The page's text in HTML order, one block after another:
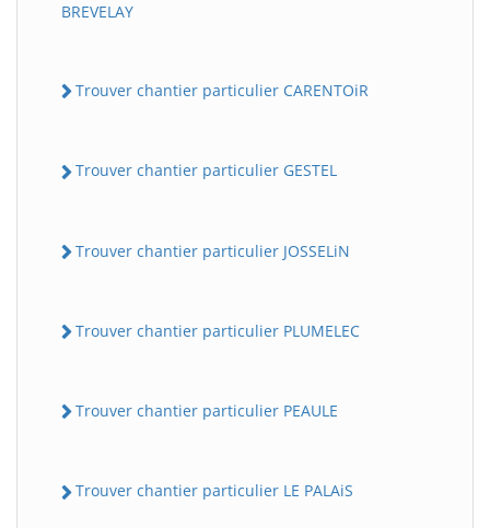
BREVELAY
Trouver chantier particulier CARENTOiR
Trouver chantier particulier GESTEL
Trouver chantier particulier JOSSELiN
Trouver chantier particulier PLUMELEC
Trouver chantier particulier PEAULE
Trouver chantier particulier LE PALAiS